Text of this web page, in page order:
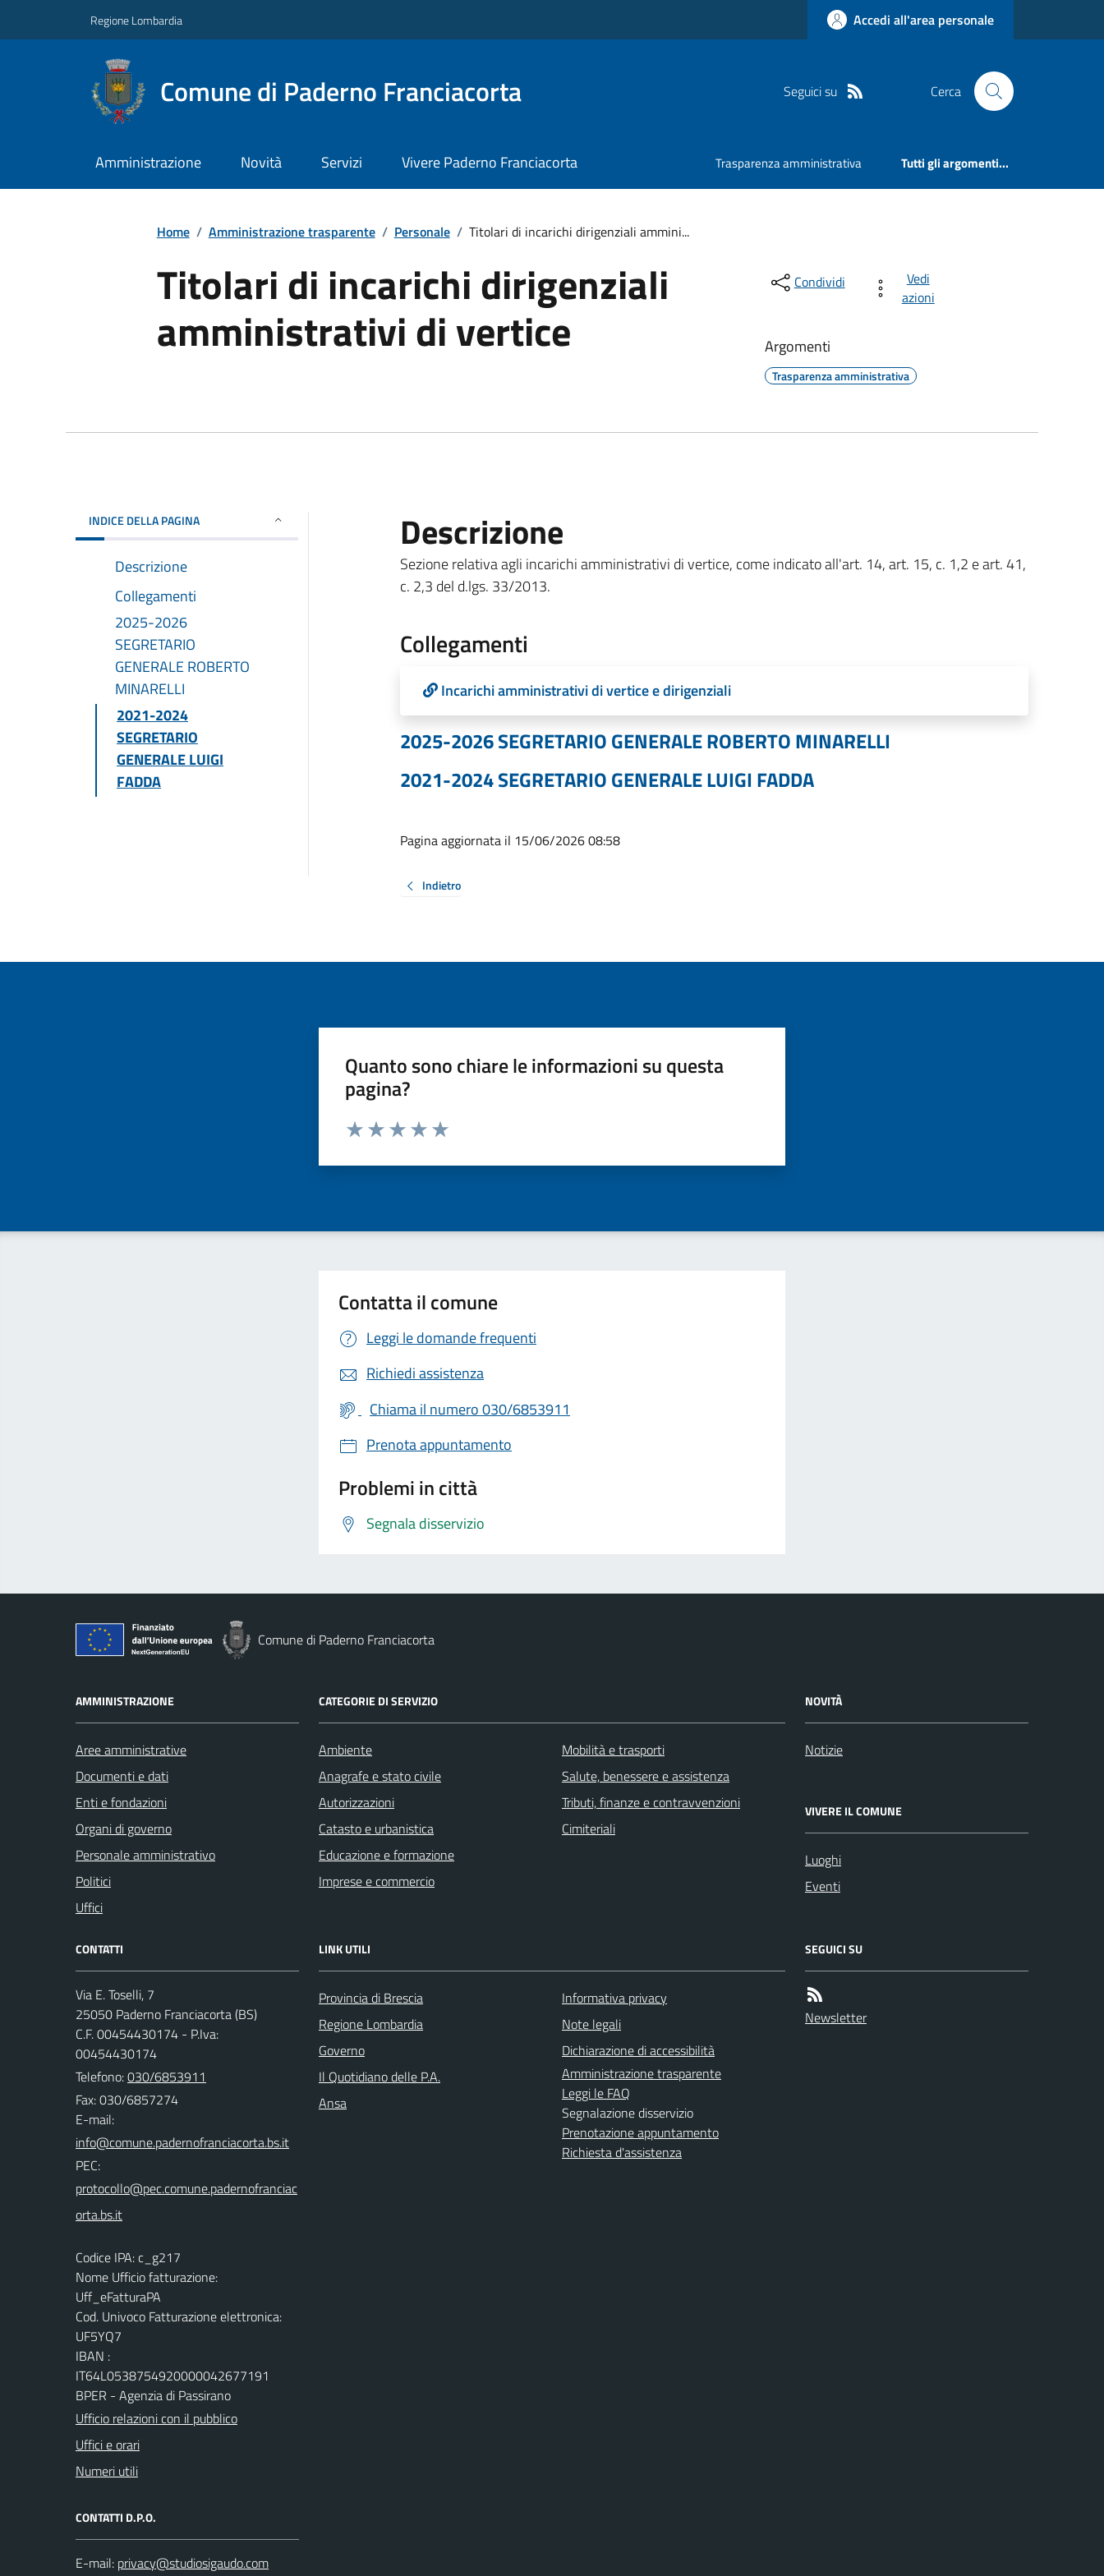
Regione Lombardia Accedi all'area personale
Comune di Paderno Franciacorta Seguici su Cerca
Amministrazione Novità Servizi Vivere Paderno Franciacorta Trasparenza amministrativa Tutti gli argomenti...
Home / Amministrazione trasparente / Personale / Titolari di incarichi dirigenziali ammini...
Titolari di incarichi dirigenziali
amministrativi di vertice
Condividi
Vedi
azioni
Argomenti
Trasparenza amministrativa
INDICE DELLA PAGINA
Descrizione
Collegamenti
2025-2026
SEGRETARIO
GENERALE ROBERTO
MINARELLI
2021-2024
SEGRETARIO
GENERALE LUIGI
FADDA
Descrizione
Sezione relativa agli incarichi amministrativi di vertice, come indicato all'art. 14, art. 15, c. 1,2 e art. 41,
c. 2,3 del d.lgs. 33/2013.
Collegamenti
Incarichi amministrativi di vertice e dirigenziali
2025-2026 SEGRETARIO GENERALE ROBERTO MINARELLI
2021-2024 SEGRETARIO GENERALE LUIGI FADDA
Pagina aggiornata il 15/06/2026 08:58
Indietro
Quanto sono chiare le informazioni su questa
pagina?
Valuta da 1 a 5 stelle la pagina
Contatta il comune
Leggi le domande frequenti
Richiedi assistenza
Chiama il numero 030/6853911
Prenota appuntamento
Problemi in città
Segnala disservizio
Comune di Paderno Franciacorta
AMMINISTRAZIONE
Aree amministrative
Documenti e dati
Enti e fondazioni
Organi di governo
Personale amministrativo
Politici
Uffici
CATEGORIE DI SERVIZIO
Ambiente
Anagrafe e stato civile
Autorizzazioni
Catasto e urbanistica
Educazione e formazione
Imprese e commercio
Mobilità e trasporti
Salute, benessere e assistenza
Tributi, finanze e contravvenzioni
Cimiteriali
NOVITÀ
Notizie
VIVERE IL COMUNE
Luoghi
Eventi
CONTATTI
Via E. Toselli, 7
25050 Paderno Franciacorta (BS)
C.F. 00454430174 - P.Iva:
00454430174
Telefono:030/6853911
Fax: 030/6857274
E-mail:
PEC:
Codice IPA: c_g217
Nome Ufficio fatturazione:
Uff_eFatturaPA
Cod. Univoco Fatturazione elettronica:
UF5YQ7
IBAN :
IT64L0538754920000042677191
BPER - Agenzia di Passirano
Ufficio relazioni con il pubblico
Uffici e orari
Numeri utili
CONTATTI D.P.O.
E-mail:
LINK UTILI
Provincia di Brescia
Regione Lombardia
Governo
Il Quotidiano delle P.A.
Ansa
Informativa privacy
Note legali
Dichiarazione di accessibilità
Amministrazione trasparente
Leggi le FAQ
Segnalazione disservizio
Prenotazione appuntamento
Richiesta d'assistenza
SEGUICI SU
Newsletter